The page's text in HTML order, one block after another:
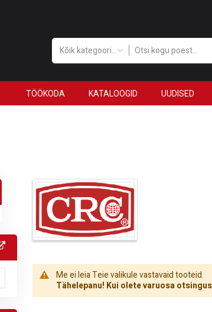
Kõik kategooriad
TÖÖKODA KATALOOGID UUDISED
Me ei leia Teie valikule vastavaid tooteid.
Tähelepanu! Kui olete varuosa